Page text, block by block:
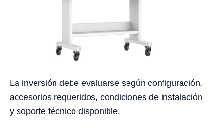
La inversión debe evaluarse según configuración,
accesorios requeridos, condiciones de instalación
y soporte técnico disponible.